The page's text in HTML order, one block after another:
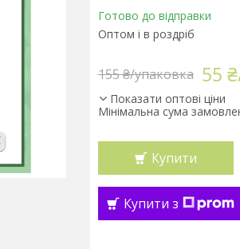
Готово до відправки
Оптом і в роздріб
155 ₴/упаковка 55
Показати оптові ціни
Мінімальна сума
Купити
Купити з